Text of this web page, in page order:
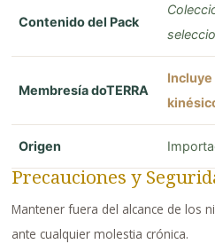
Contenido del Pack
Membresía doTERRA
Origen
Precauciones y
Mantener fuera del alcance de los
ante cualquier molestia crónica.